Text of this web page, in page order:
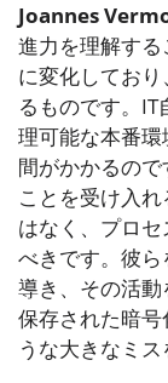
Joannes
進力を理解す
に変化してお
るものです。
理可能な本番
間がかかるの
ことを受け入
はなく、プロ
べきです。彼
導き、その活
保存された暗
うな大きなミス